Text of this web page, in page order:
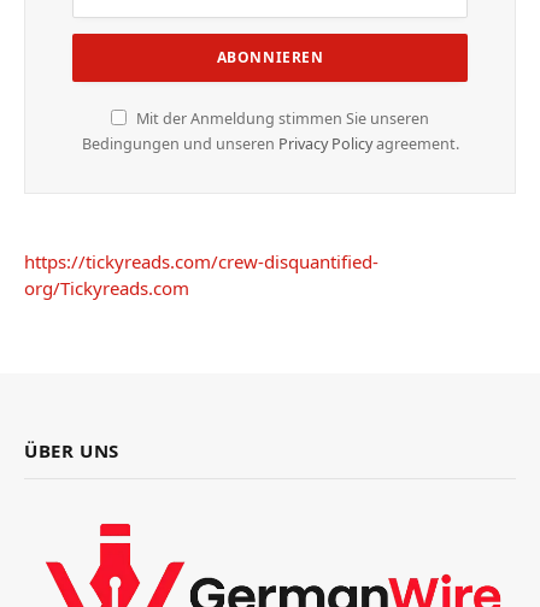
Mit der Anmeldung stimmen Sie unseren
Bedingungen und unseren Privacy Policyagreement.
https://tickyreads.com/crew-disquantified-
org/Tickyreads.com
ÜBER UNS